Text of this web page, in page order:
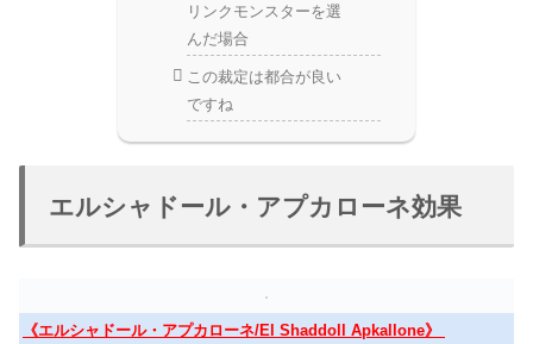
リンクモンスターを選
んだ場合
この裁定は都合が良い
ですね
エルシャドール・アプカローネ効果
《エルシャドール・アプカローネ/El Shaddoll Apkallone》